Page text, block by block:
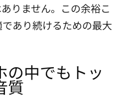
りません。この余裕こ
あり続けるための最大
の中でもトッ
質